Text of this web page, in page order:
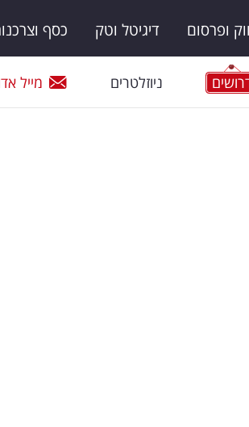
ופרסום דיגיטל וטק כסף
ניוזלטרים מייל